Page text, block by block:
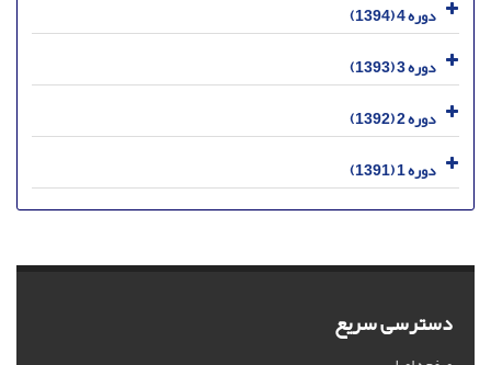
دوره 4 (1394)
دوره 3 (1393)
دوره 2 (1392)
دوره 1 (1391)
دسترسی سریع